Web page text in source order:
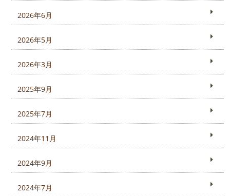
2026年6月
2026年5月
2026年3月
2025年9月
2025年7月
2024年11月
2024年9月
2024年7月